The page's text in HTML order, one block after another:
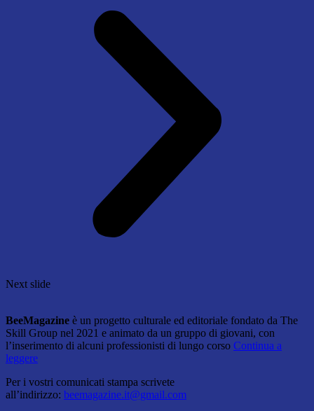
Next slide
BeeMagazine è un progetto culturale ed editoriale fondato da The
Skill Group nel 2021 e animato da un gruppo di giovani, con
l’inserimento di alcuni professionisti di lungo corso Continua a
leggere
Per i vostri comunicati stampa scrivete
all’indirizzo: beemagazine.it@gmail.com